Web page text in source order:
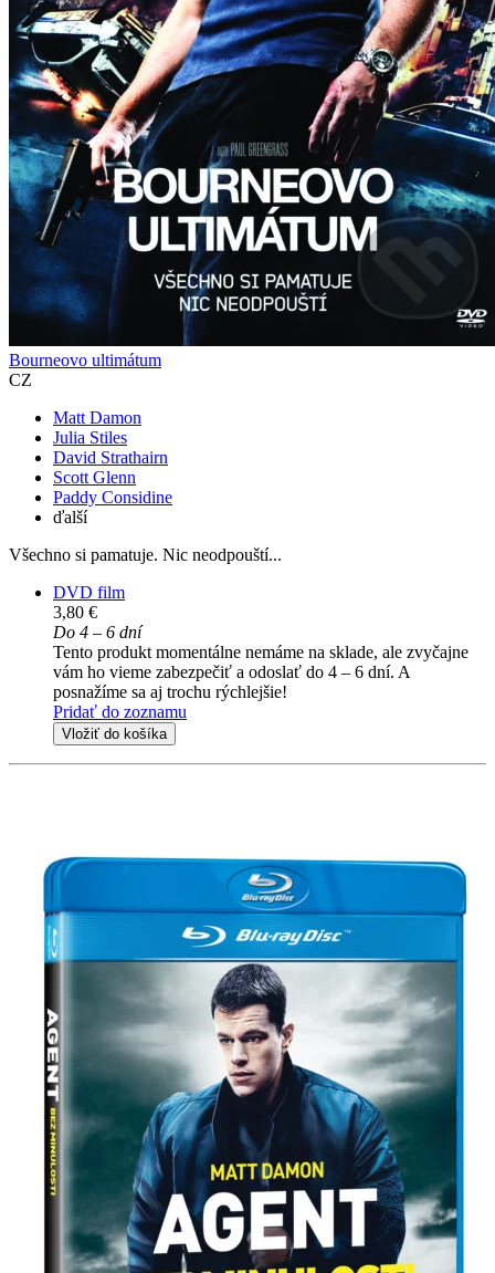
Bourneovo ultimátum
CZ
Matt Damon
Julia Stiles
David Strathairn
Scott Glenn
Paddy Considine
ďalší
Všechno si pamatuje. Nic neodpouští...
DVD film
3,80 €
Do 4 – 6 dní
Tento produkt momentálne nemáme na sklade, ale zvyčajne
vám ho vieme zabezpečiť a odoslať do 4 – 6 dní. A
posnažíme sa aj trochu rýchlejšie!
Pridať do zoznamu
Vložiť do košíka